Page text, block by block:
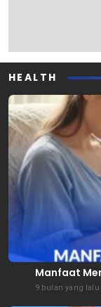
HEALTH
Manfaat
9 bulan yang lalu